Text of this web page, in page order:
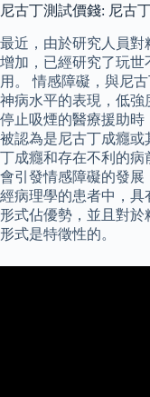
尼古丁測試價錢: 尼古
最近，由於研究人員
增加，已經研究了玩
用。 情感障礙，與尼
神病水平的表現，低
停止吸煙的醫療援助時
被認為是尼古丁成癮
丁成癮和存在不利的病
會引發情感障礙的發展
經病理學的患者中，
形式佔優勢，並且對
形式是特徵性的。